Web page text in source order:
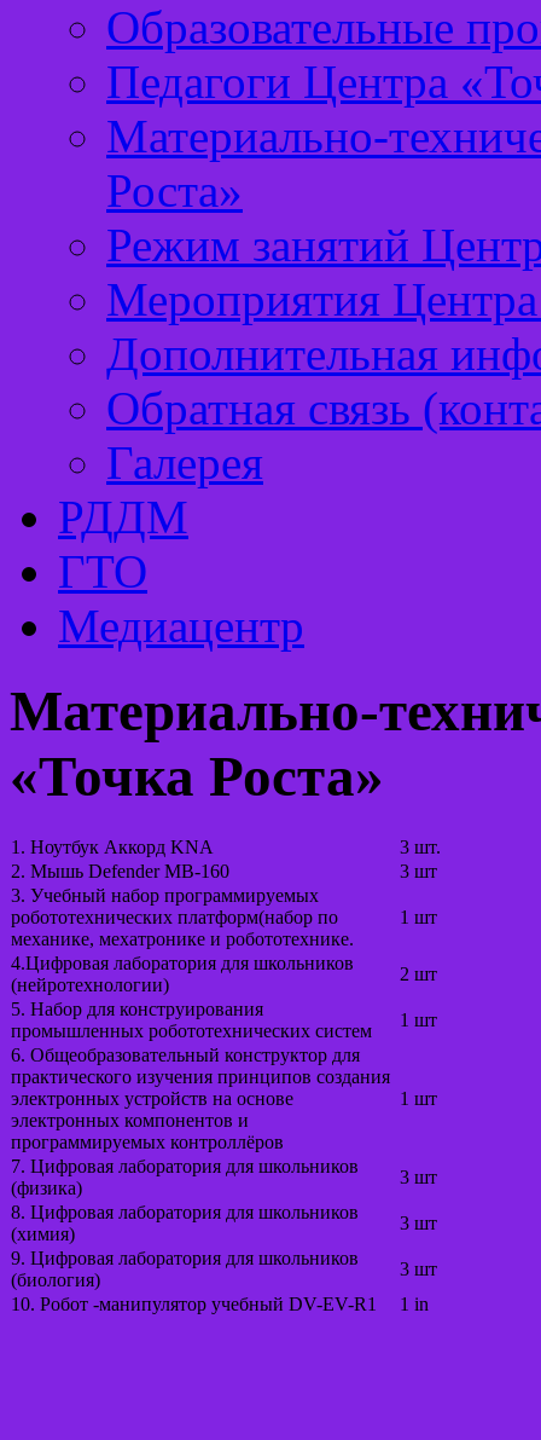
Образовательные
Педагоги Центра
Материально-
Роста»
Режим занятий
Мероприятия
Дополнительная
Обратная связь
Галерея
РДДМ
ГТО
Медиацентр
Материально-
«Точка Роста»
1. Ноутбук Аккорд KNA
3 шт.
2. Мышь Defender МВ-160
3 шт
3. Учебный набор программируемых
робототехнических платформ(набор по
механике, мехатронике и робототехнике.
1 шт
4.Цифровая лаборатория для школьников
(нейротехнологии)
2 шт
5. Набор для конструирования
промышленных робототехнических систем
1 шт
6. Общеобразовательный конструктор для
практического изучения принципов создания
электронных устройств на основе
электронных компонентов и
программируемых контроллёров
1 шт
7. Цифровая лаборатория для школьников
(физика)
3 шт
8. Цифровая лаборатория для школьников
(химия)
3 шт
9. Цифровая лаборатория для школьников
(биология)
3 шт
10. Робот -манипулятор учебный DV-EV-R1
1 in